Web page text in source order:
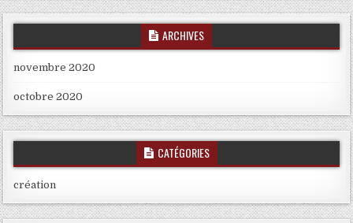
ARCHIVES
novembre 2020
octobre 2020
CATÉGORIES
création